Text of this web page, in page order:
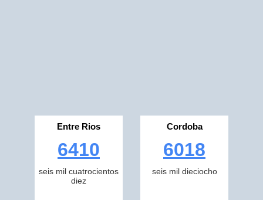
Entre Rios
6410
seis mil cuatrocientos
diez
Cordoba
6018
seis mil dieciocho